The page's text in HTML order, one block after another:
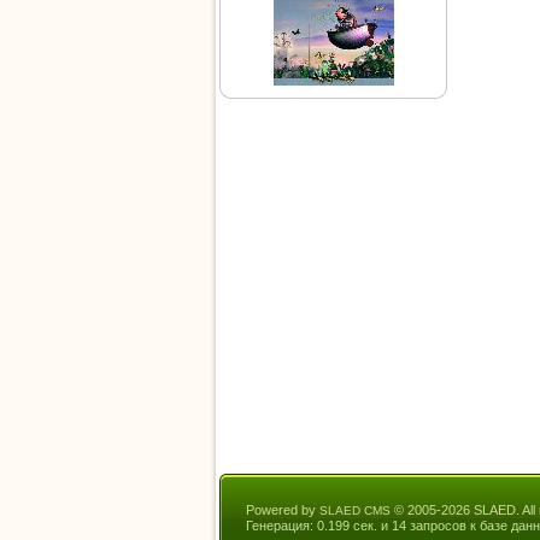
Powered by SLAED CMS © 2005-2026 SLAED. All
Генерация: 0.199 сек. и 14 запросов к базе